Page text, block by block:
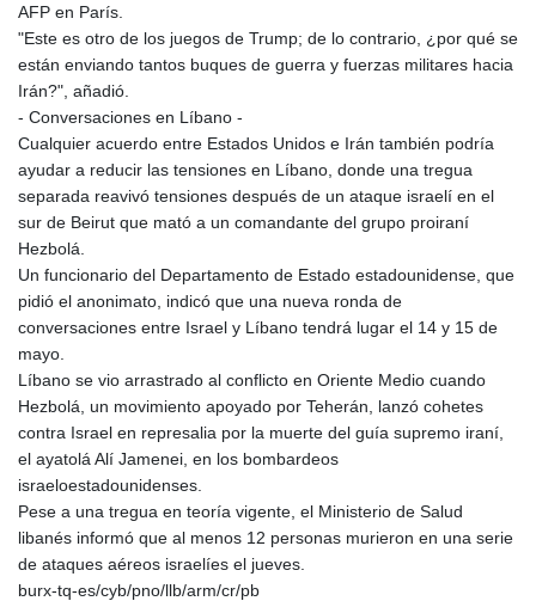
PHP 70.183258
PKR 320.014324
QAR 4.213648
RSD 117.338542
SAR 4.345489
SDG 694.263698
SEK 10.961095
SOS 658.791814
SRD 43.778814
AFP en París.
"Este es otro de los juegos de Trump; de lo contrario, ¿por qué se
están enviando tantos buques de guerra y fuerzas militares hacia
Irán?", añadió.
- Conversaciones en Líbano -
Cualquier acuerdo entre Estados Unidos e Irán también podría
ayudar a reducir las tensiones en Líbano, donde una tregua
separada reavivó tensiones después de un ataque israelí en el
sur de Beirut que mató a un comandante del grupo proiraní
Hezbolá.
Un funcionario del Departamento de Estado estadounidense, que
pidió el anonimato, indicó que una nueva ronda de
conversaciones entre Israel y Líbano tendrá lugar el 14 y 15 de
mayo.
Líbano se vio arrastrado al conflicto en Oriente Medio cuando
Hezbolá, un movimiento apoyado por Teherán, lanzó cohetes
contra Israel en represalia por la muerte del guía supremo iraní,
el ayatolá Alí Jamenei, en los bombardeos
israeloestadounidenses.
Pese a una tregua en teoría vigente, el Ministerio de Salud
libanés informó que al menos 12 personas murieron en una serie
de ataques aéreos israelíes el jueves.
burx-tq-es/cyb/pno/llb/arm/cr/pb